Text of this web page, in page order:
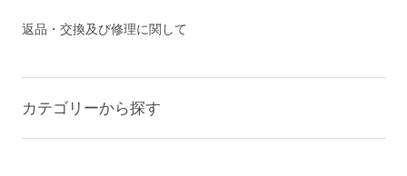
返品・交換及び修理に関して
カテゴリーから探す